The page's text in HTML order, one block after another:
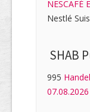
NESCAFÉ
Nestlé
SHAB
995
07.08.2026